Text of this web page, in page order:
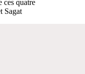
ces quatre
Sagat